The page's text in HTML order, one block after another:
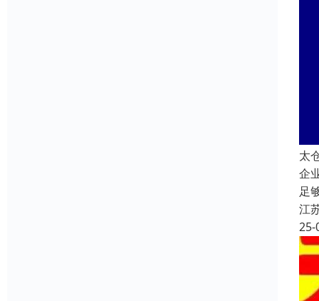
太
企
足
江
25-